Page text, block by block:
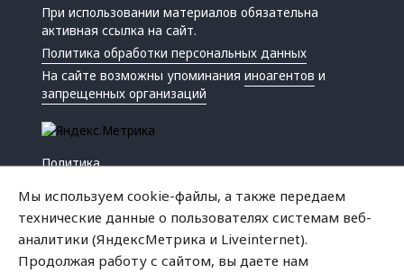
При использовании материалов обязательна
активная ссылка на сайт.
Политика обработки персональных данных
На сайте возможны упоминанияиноагентов и
запрещенных организаций
Политика
Мы используем cookie-файлы, а также передаем
технические данные о пользователях системам веб-
аналитики (ЯндексМетрика и Liveinternet).
Продолжая работу с сайтом, вы даете нам